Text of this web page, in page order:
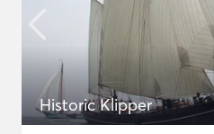
Historic Klipper